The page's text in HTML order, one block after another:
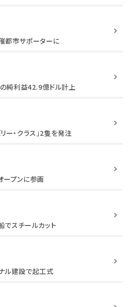
都市サポーターに
純利益42.9億ドル計上
ー・クラス」2隻を発注
ープンに参画
でスチールカット
ル建設で起工式